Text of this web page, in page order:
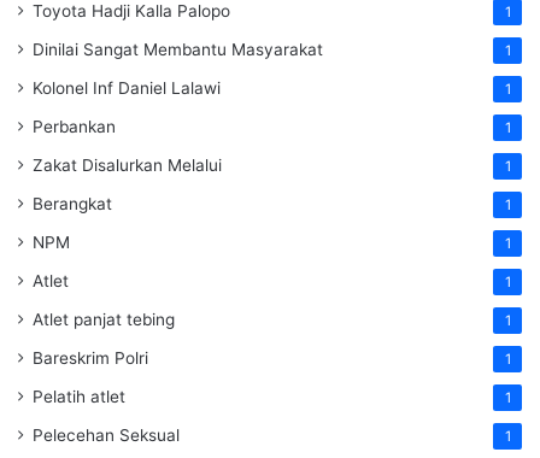
Toyota Hadji Kalla Palopo 1
Dinilai Sangat Membantu Masyarakat 1
Kolonel Inf Daniel Lalawi 1
Perbankan 1
Zakat Disalurkan Melalui 1
Berangkat 1
NPM 1
Atlet 1
Atlet panjat tebing 1
Bareskrim Polri 1
Pelatih atlet 1
Pelecehan Seksual 1